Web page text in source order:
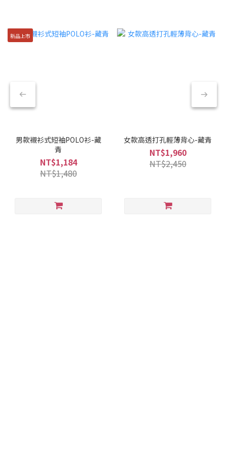
新品上市
男款襯衫式短袖POLO衫-藏
青
NT$1,184
NT$1,480
女款高透打孔輕薄背心-藏青
NT$1,960
NT$2,450